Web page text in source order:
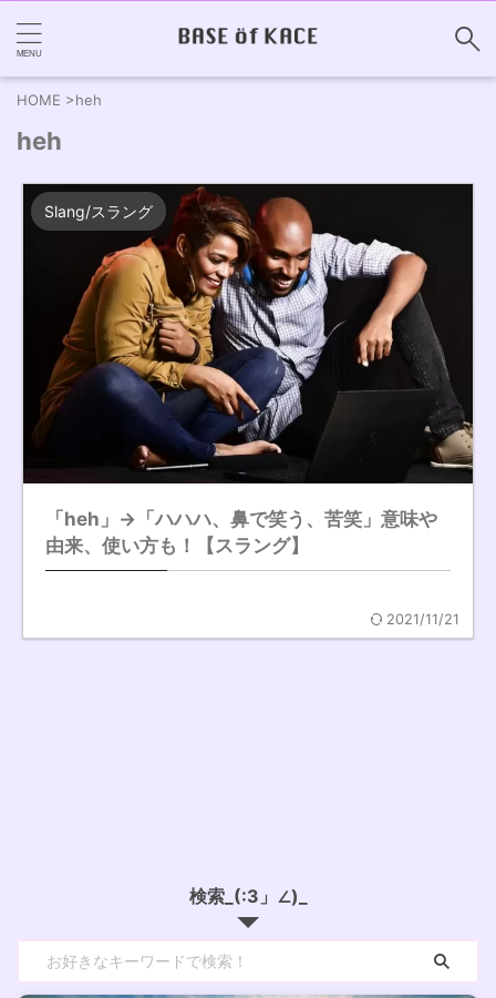
HOME >heh
heh
Slang/スラング
「heh」→「ハハハ、鼻で笑う、苦笑」意味や
由来、使い方も！【スラング】
2021/11/21
検索_(:3」∠)_